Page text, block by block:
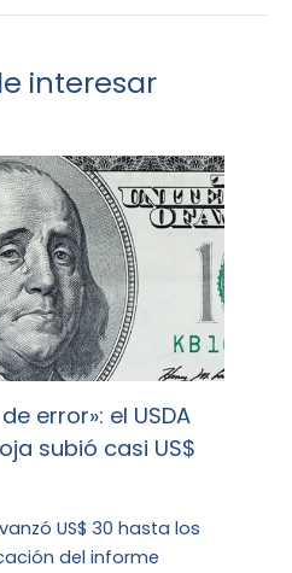
interesar
error»: el USDA
subió casi US$
US$ 30 hasta los
del informe